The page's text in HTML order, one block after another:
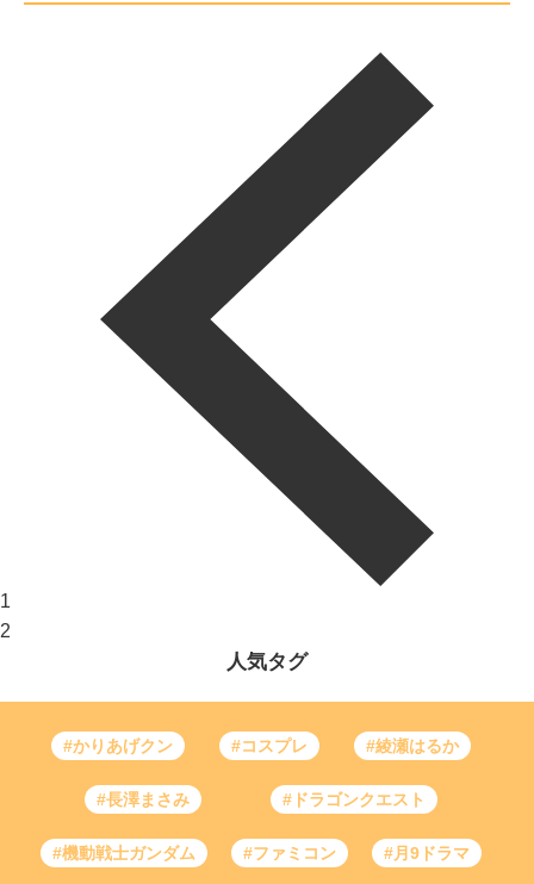
1
2
人気タグ
#かりあげクン #コスプレ #綾瀬はるか
#長澤まさみ #ドラゴンクエスト
#機動戦士ガンダム #ファミコン #月9ドラマ